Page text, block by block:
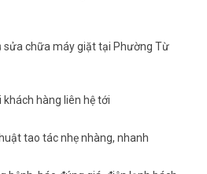
sửa chữa máy giặt tại Phường Từ
khách hàng liên hệ tới
tao tác nhẹ nhàng, nhanh